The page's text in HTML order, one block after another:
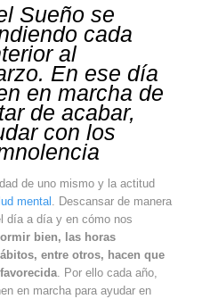
Sueño se
cada
al
En ese día
en marcha de
de acabar,
con los
de uno mismo y la actitud
mental. Descansar de manera
día a día y en cómo nos
bien, las horas
entre otros, hacen que
. Por ello cada año,
en marcha para ayudar en